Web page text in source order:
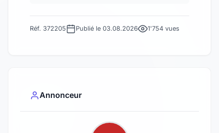
Réf. 372205 Publié le 03.08.2026 1'754 vues
Annonceur